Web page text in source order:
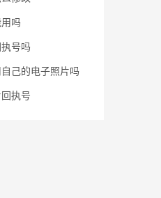
吗
号吗
己的电子照片吗
执号